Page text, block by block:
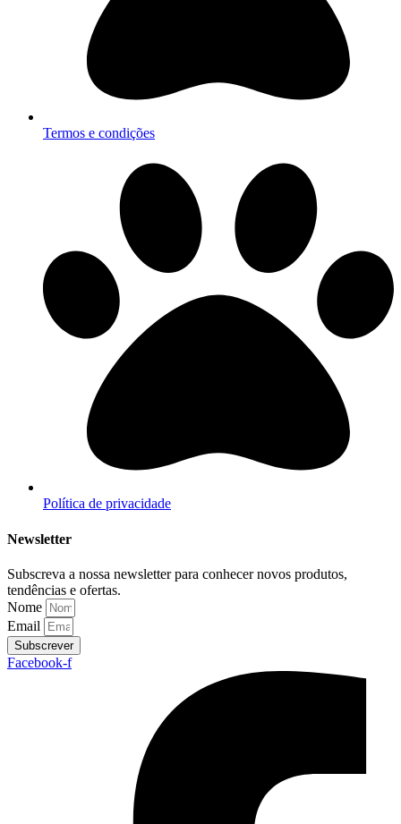
Termos e condições
Política de privacidade
Newsletter
Subscreva a nossa newsletter para conhecer novos produtos,
tendências e ofertas.
Nome
Email
Subscrever
Facebook-f